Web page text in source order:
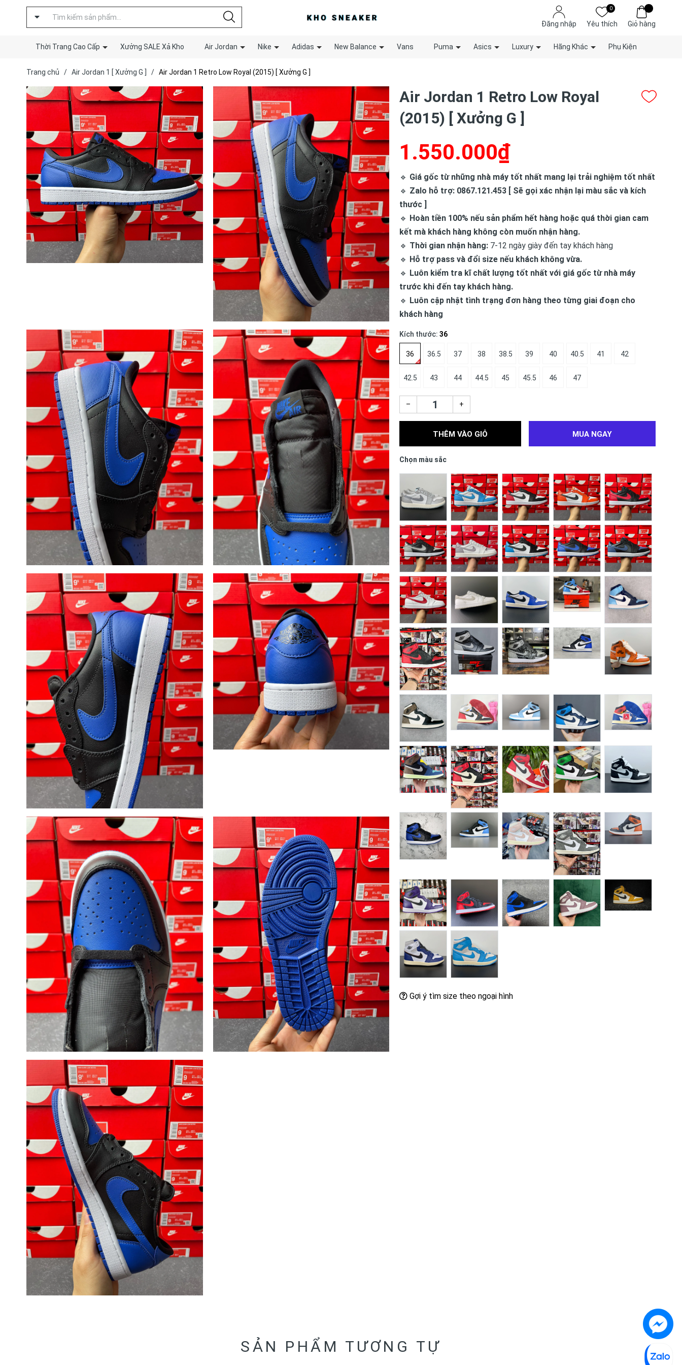
Đăng nhập
0
Yêu thích Giỏ hàng
Thời Trang Cao Cấp Xưởng SALE Xả Kho Air Jordan Nike Adidas New Balance Vans Puma Asics Luxury Hãng Khác Phụ Kiện
Trang chủ / Air Jordan 1 [ Xưởng G ] / Air Jordan 1 Retro Low Royal (2015) [ Xưởng G ]
Air Jordan 1 Retro Low Royal
(2015) [ Xưởng G ]
1.550.000₫
🔹 Giá gốc từ những nhà máy tốt nhất mang lại trải nghiệm tốt nhất
🔹 Zalo hỗ trợ: 0867.121.453 [ Sẽ gọi xác nhận lại màu sắc và kích
thước ]
🔹 Hoàn tiền 100% nếu sản phẩm hết hàng hoặc quá thời gian cam
kết mà khách hàng không còn muốn nhận hàng.
🔹 Thời gian nhận hàng: 7-12 ngày giày đến tay khách hàng
🔹 Hỗ trợ pass và đổi size nếu khách không vừa.
🔹 Luôn kiểm tra kĩ chất lượng tốt nhất với giá gốc từ nhà máy
trước khi đến tay khách hàng.
🔹 Luôn cập nhật tình trạng đơn hàng theo từng giai đoạn cho
khách hàng
Kích thước: 36
36 36.5 37 38 38.5 39 40 40.5 41 42
42.5 43 44 44.5 45 45.5 46 47
– +
THÊM VÀO GIỎ MUA NGAY
Chọn màu sắc
Gợi ý tìm size theo ngoại hình
SẢN PHẨM TƯƠNG TỰ